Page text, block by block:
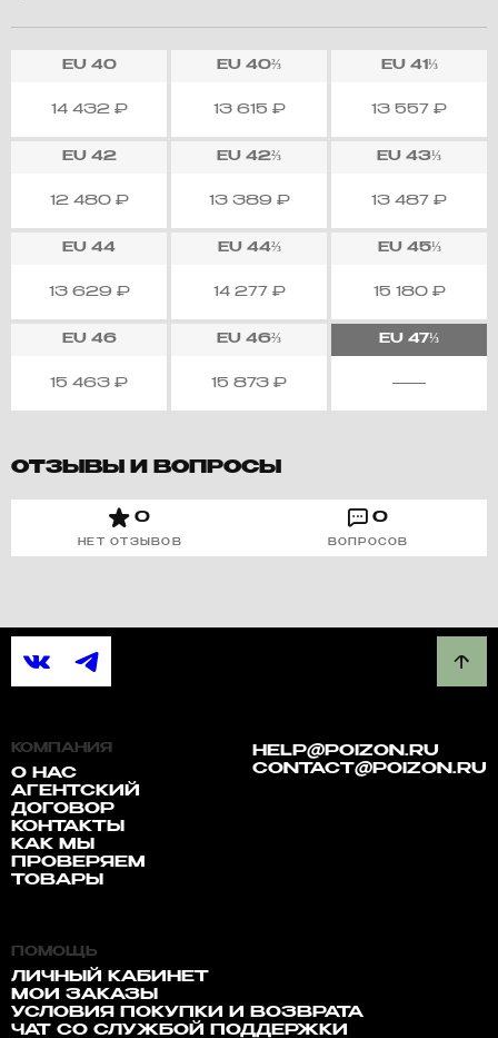
EU40
14 432 ₽
EU 40⅔
13 615 ₽
EU41⅓
13 557 ₽
EU42
12 480 ₽
EU 42⅔
13 389 ₽
EU 43⅓
13 487 ₽
EU 44
13 629 ₽
EU44⅔
14 277 ₽
EU45⅓
15 180 ₽
EU46
15 463 ₽
EU 46⅔
15 873 ₽
EU 47⅓
ОТЗЫВЫ И ВОПРОСЫ
0
НЕТ ОТЗЫВОВ
0
ВОПРОСОВ
КОМПАНИЯ
О НАС
АГЕНТСКИЙ
ДОГОВОР
КОНТАКТЫ
КАК МЫ
ПРОВЕРЯЕМ
ТОВАРЫ
HELP@POIZON.RU
CONTACT@POIZON.RU
ПОМОЩЬ
ЛИЧНЫЙ КАБИНЕТ
МОИ ЗАКАЗЫ
УСЛОВИЯ ПОКУПКИ И ВОЗВРАТА
ЧАТ СО СЛУЖБОЙ ПОДДЕРЖКИ